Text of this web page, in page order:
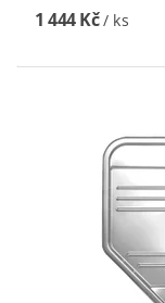
1 444 Kč/ ks